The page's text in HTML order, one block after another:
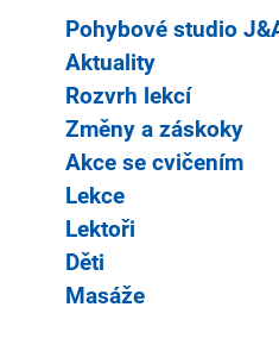
Pohybové studio
Aktuality
Rozvrh lekcí
Změny a záskoky
Akce se cvičením
Lekce
Lektoři
Děti
Masáže